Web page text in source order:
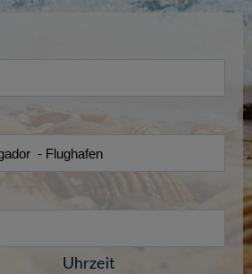
Uhrzeit